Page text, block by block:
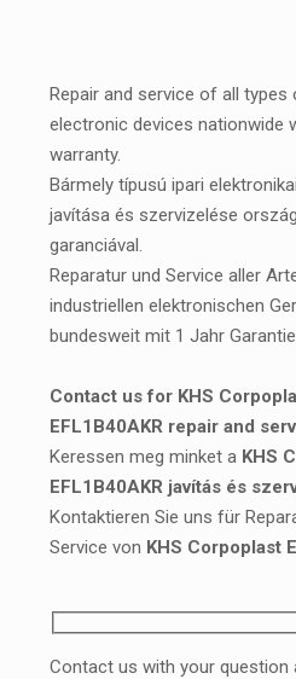
Repair and service of all types
electronic devices nationwide
warranty.
Bármely típusú ipari
javítása és szervizelése
garanciával.
Reparatur und Service aller
industriellen elektronischen
bundesweit mit 1 Jahr
Contact us for KHS
EFL1B40AKR repair and
Keressen meg minket a KHS
EFL1B40AKR javítás és
Kontaktieren Sie uns für
Service von KHS Corpoplast
Contact us with your question